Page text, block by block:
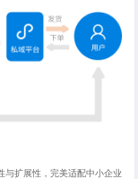
与扩展性，完美适配中小企业